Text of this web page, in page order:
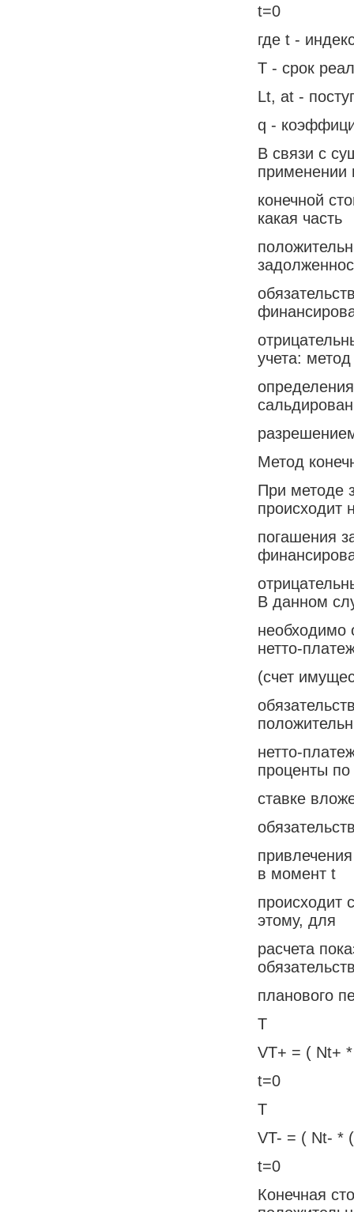
t=0
где t -
T - срок
Lt, at -
q -
В связи с
применении
конечной
какая часть
учета: метод
Метод
При методе
происходит
погашения
В данном
необходимо
нетто-
(счет
нетто-
проценты по
ставке
в момент t
происходит
этому, для
расчета
планового
T
VT+ = ( Nt+
t=0
T
VT- = ( Nt- *
t=0
Конечная